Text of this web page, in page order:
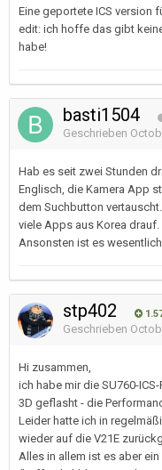
Eine geportete ICS version
edit: ich hoffe das gibt
habe!
basti1504
Geschrieben
Hab es seit zwei Stunden
Englisch, die Kamera App
dem Suchbutton
viele Apps aus Korea drauf.
Ansonsten ist es
stp402
Geschrieben
Hi zusammen,
ich habe mir die SU760-
3D geflasht - die
Leider hatte ich in
wieder auf die V21E
Alles in allem ist es aber